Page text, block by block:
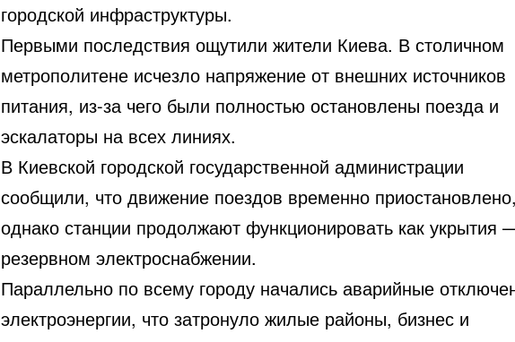
городской инфраструктуры.
Первыми последствия ощутили жители Киева. В столичном
метрополитене исчезло напряжение от внешних источников
питания, из-за чего были полностью остановлены поезда и
эскалаторы на всех линиях.
В Киевской городской государственной администрации
сообщили, что движение поездов временно приостановлено,
однако станции продолжают функционировать как укрытия
резервном электроснабжении.
Параллельно по всему городу начались аварийные
электроэнергии, что затронуло жилые районы, бизнес и